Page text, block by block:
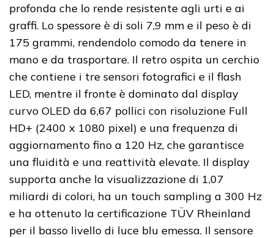
profonda che lo rende resistente agli urti e ai
graffi. Lo spessore è di soli 7,9 mm e il peso è di
175 grammi, rendendolo comodo da tenere in
mano e da trasportare. Il retro ospita un cerchio
che contiene i tre sensori fotografici e il flash
LED, mentre il fronte è dominato dal display
curvo OLED da 6,67 pollici con risoluzione Full
HD+ (2400 x 1080 pixel) e una frequenza di
aggiornamento fino a 120 Hz, che garantisce
una fluidità e una reattività elevate. Il display
supporta anche la visualizzazione di 1,07
miliardi di colori, ha un touch sampling a 300 Hz
e ha ottenuto la certificazione TÜV Rheinland
per il basso livello di luce blu emessa. Il sensore